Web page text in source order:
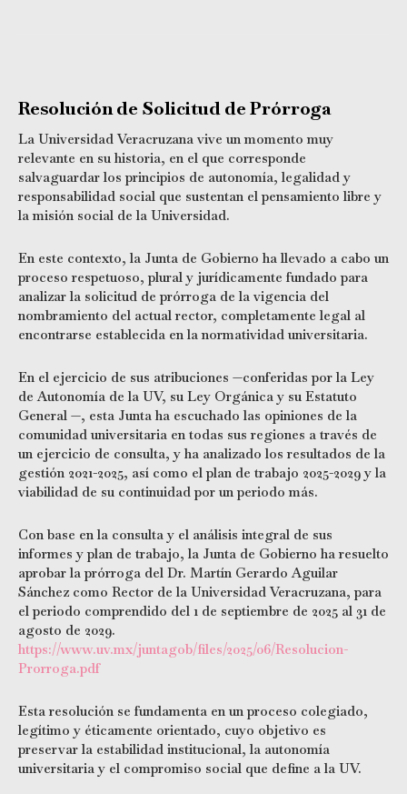
Resolución de Solicitud de Prórroga
La Universidad Veracruzana vive un momento muy
relevante en su historia, en el que corresponde
salvaguardar los principios de autonomía, legalidad y
responsabilidad social que sustentan el pensamiento libre y
la misión social de la Universidad.
En este contexto, la Junta de Gobierno ha llevado a cabo un
proceso respetuoso, plural y jurídicamente fundado para
analizar la solicitud de prórroga de la vigencia del
nombramiento del actual rector, completamente legal al
encontrarse establecida en la normatividad universitaria.
En el ejercicio de sus atribuciones —conferidas por la Ley
de Autonomía de la UV, su Ley Orgánica y su Estatuto
General —, esta Junta ha escuchado las opiniones de la
comunidad universitaria en todas sus regiones a través de
un ejercicio de consulta, y ha analizado los resultados de la
gestión 2021-2025, así como el plan de trabajo 2025-2029 y la
viabilidad de su continuidad por un periodo más.
Con base en la consulta y el análisis integral de sus
informes y plan de trabajo, la Junta de Gobierno ha resuelto
aprobar la prórroga del Dr. Martín Gerardo Aguilar
Sánchez como Rector de la Universidad Veracruzana, para
el periodo comprendido del 1 de septiembre de 2025 al 31 de
agosto de 2029.
https://www.uv.mx/juntagob/files/2025/06/Resolucion-
Prorroga.pdf
Esta resolución se fundamenta en un proceso colegiado,
legítimo y éticamente orientado, cuyo objetivo es
preservar la estabilidad institucional, la autonomía
universitaria y el compromiso social que define a la UV.